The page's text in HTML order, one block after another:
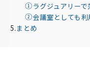
ラグジュアリー
会議室としても
まとめ